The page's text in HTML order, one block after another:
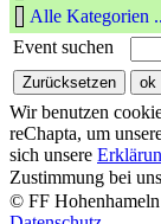
Alle Kategorien
Event suchen
Wir benutzen
reChapta, um
sich unsere
Zustimmung bei
© FF